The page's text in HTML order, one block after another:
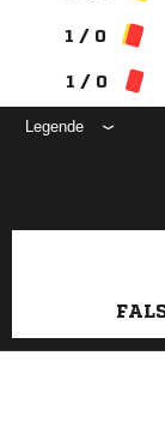
1 / 0
1 / 0
Legende